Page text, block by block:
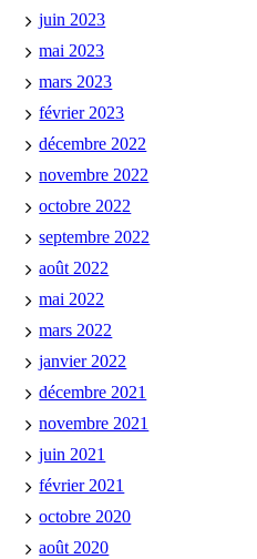
juin 2023
mai 2023
mars 2023
février 2023
décembre 2022
novembre 2022
octobre 2022
septembre 2022
août 2022
mai 2022
mars 2022
janvier 2022
décembre 2021
novembre 2021
juin 2021
février 2021
octobre 2020
août 2020